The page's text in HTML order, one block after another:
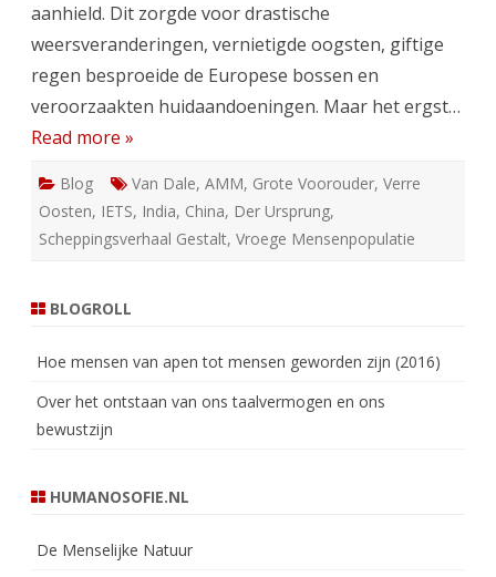
aanhield. Dit zorgde voor drastische
weersveranderingen, vernietigde oogsten, giftige
regen besproeide de Europese bossen en
veroorzaakten huidaandoeningen. Maar het ergst…
Read more »
Blog Van Dale, AMM, Grote Voorouder, Verre
Oosten, IETS, India, China, Der Ursprung,
Scheppingsverhaal Gestalt, Vroege Mensenpopulatie
BLOGROLL
Hoe mensen van apen tot mensen geworden zijn (2016)
Over het ontstaan van ons taalvermogen en ons
bewustzijn
HUMANOSOFIE.NL
De Menselijke Natuur